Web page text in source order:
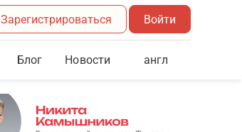
Зарегистрироваться Войти
Блог Новости англ